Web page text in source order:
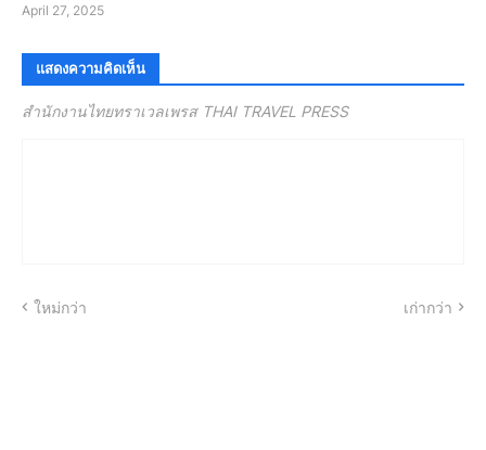
April 27, 2025
แสดงความคิดเห็น
สำนักงานไทยทราเวลเพรส THAI TRAVEL PRESS
ใหม่กว่า เก่ากว่า